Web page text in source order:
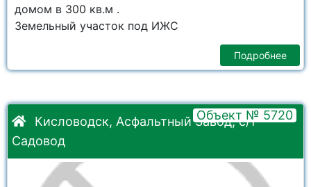
домом в 300 кв.м .
Земельный участок под ИЖС
Подробнее
Кисловодск, Асфальтный Завод, с/т
Садовод
Объект № 5720